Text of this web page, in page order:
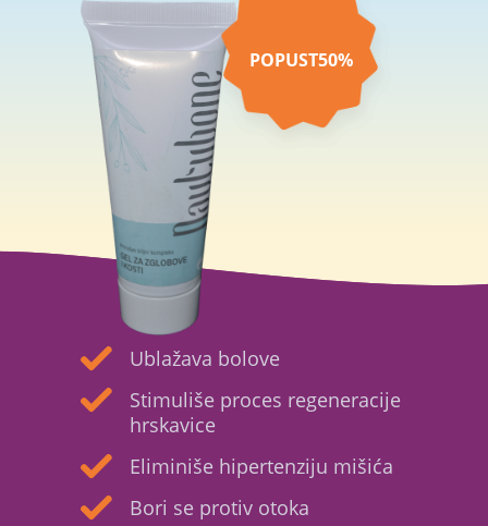
POPUST50%
Ublažava bolove
Stimuliše proces regeneracije
hrskavice
Eliminiše hipertenziju mišića
Bori se protiv otoka